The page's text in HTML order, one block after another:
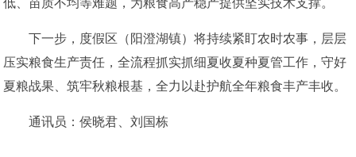
低、苗质不均等难题，为粮食高产稳产提供坚实技术支撑。
下一步，度假区（阳澄湖镇）将持续紧盯农时农事，层层
压实粮食生产责任，全流程抓实抓细夏收夏种夏管工作，守好
夏粮战果、筑牢秋粮根基，全力以赴护航全年粮食丰产丰收。
通讯员：侯晓君、刘国栋